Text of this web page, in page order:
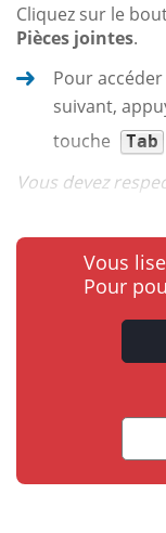
Cliquez sur le
Pièces jointes.
Pour
suivant,
touche
Tab
Vous devez
Vous
Pour